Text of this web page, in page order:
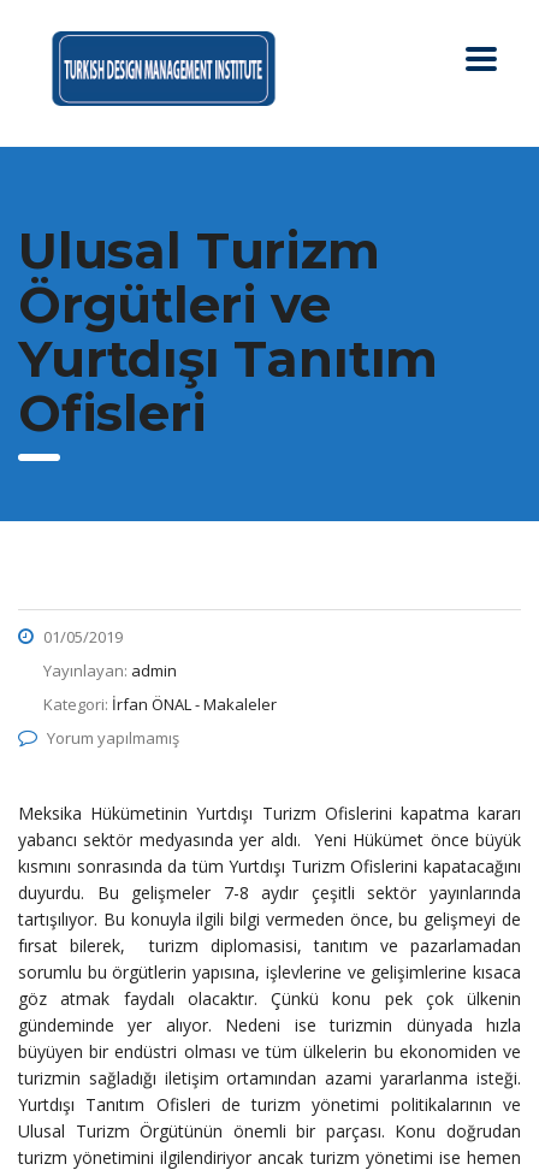
Ulusal Turizm
Örgütleri ve
Yurtdışı Tanıtım
Ofisleri
01/05/2019
Yayınlayan: admin
Kategori: İrfan ÖNAL - Makaleler
Yorum yapılmamış
Meksika Hükümetinin Yurtdışı Turizm Ofislerini kapatma kararı
yabancı sektör medyasında yer aldı. Yeni Hükümet önce büyük
kısmını sonrasında da tüm Yurtdışı Turizm Ofislerini kapatacağını
duyurdu. Bu gelişmeler 7-8 aydır çeşitli sektör yayınlarında
tartışılıyor. Bu konuyla ilgili bilgi vermeden önce, bu gelişmeyi de
fırsat bilerek, turizm diplomasisi, tanıtım ve pazarlamadan
sorumlu bu örgütlerin yapısına, işlevlerine ve gelişimlerine kısaca
göz atmak faydalı olacaktır. Çünkü konu pek çok ülkenin
gündeminde yer alıyor. Nedeni ise turizmin dünyada hızla
büyüyen bir endüstri olması ve tüm ülkelerin bu ekonomiden ve
turizmin sağladığı iletişim ortamından azami yararlanma isteği.
Yurtdışı Tanıtım Ofisleri de turizm yönetimi politikalarının ve
Ulusal Turizm Örgütünün önemli bir parçası. Konu doğrudan
turizm yönetimini ilgilendiriyor ancak turizm yönetimi ise hemen